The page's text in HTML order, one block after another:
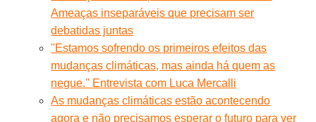
Ameaças inseparáveis que precisam ser
debatidas juntas
''Estamos sofrendo os primeiros efeitos das
mudanças climáticas, mas ainda há quem as
negue.'' Entrevista com Luca Mercalli
As mudanças climáticas estão acontecendo
agora e não precisamos esperar o futuro para ver